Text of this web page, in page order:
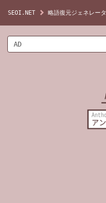
SEOI.NET 略語復元ジェネレータ